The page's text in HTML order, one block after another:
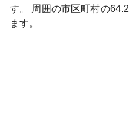
す。
周囲の市区町村の64.2
ます。